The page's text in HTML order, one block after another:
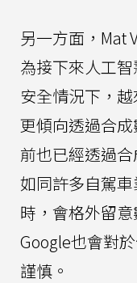
另一方面，Mat
為接下來人工
安全情況下，
更傾向透過合
前也已經透過
如同許多自駕
時，會格外留
Google也會對
謹慎。